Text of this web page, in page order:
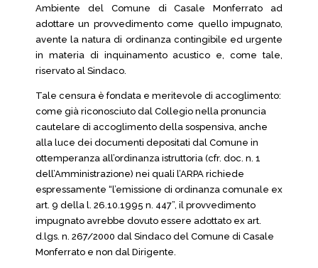
Ambiente del Comune di Casale Monferrato ad
adottare un provvedimento come quello impugnato,
avente la natura di ordinanza contingibile ed urgente
in materia di inquinamento acustico e, come tale,
riservato al Sindaco.
Tale censura è fondata e meritevole di accoglimento:
come già riconosciuto dal Collegio nella pronuncia
cautelare di accoglimento della sospensiva, anche
alla luce dei documenti depositati dal Comune in
ottemperanza all’ordinanza istruttoria (cfr. doc. n. 1
dell’Amministrazione) nei quali l’ARPA richiede
espressamente “l’emissione di ordinanza comunale ex
art. 9 della l. 26.10.1995 n. 447”, il provvedimento
impugnato avrebbe dovuto essere adottato ex art.
d.lgs. n. 267/2000 dal Sindaco del Comune di Casale
Monferrato e non dal Dirigente.